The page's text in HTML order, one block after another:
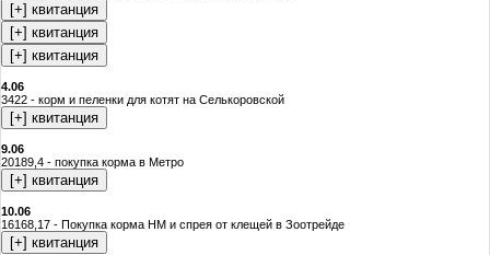
4.06
3422 - корм и пеленки для котят на Селькоровской
9.06
20189,4 - покупка корма в Метро
10.06
16168,17 - Покупка корма НМ и спрея от клещей в Зоотрейде